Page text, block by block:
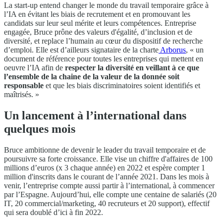
La start-up entend changer le monde du travail temporaire grâce à
l’IA en évitant les biais de recrutement et en promouvant les
candidats sur leur seul mérite et leurs compétences. Entreprise
engagée, Bruce prône des valeurs d'égalité, d’inclusion et de
diversité, et replace l’humain au cœur du dispositif de recherche
d’emploi. Elle est d’ailleurs signataire de la charte Arborus, « un
document de référence pour toutes les entreprises qui mettent en
oeuvre l’IA afin de respecter la diversité en veillant à ce que
l’ensemble de la chaine de la valeur de la donnée soit
responsable et que les biais discriminatoires soient identifiés et
maîtrisés. »
Un lancement à l’international dans
quelques mois
Bruce ambitionne de devenir le leader du travail temporaire et de
poursuivre sa forte croissance. Elle vise un chiffre d'affaires de 100
millions d’euros (x 3 chaque année) en 2022 et espère compter 1
million d'inscrits dans le courant de l’année 2021. Dans les mois à
venir, l’entreprise compte aussi partir à l’international, à commencer
par l’Espagne. Aujourd’hui, elle compte une centaine de salariés (20
IT, 20 commercial/marketing, 40 recruteurs et 20 support), effectif
qui sera doublé d’ici à fin 2022.